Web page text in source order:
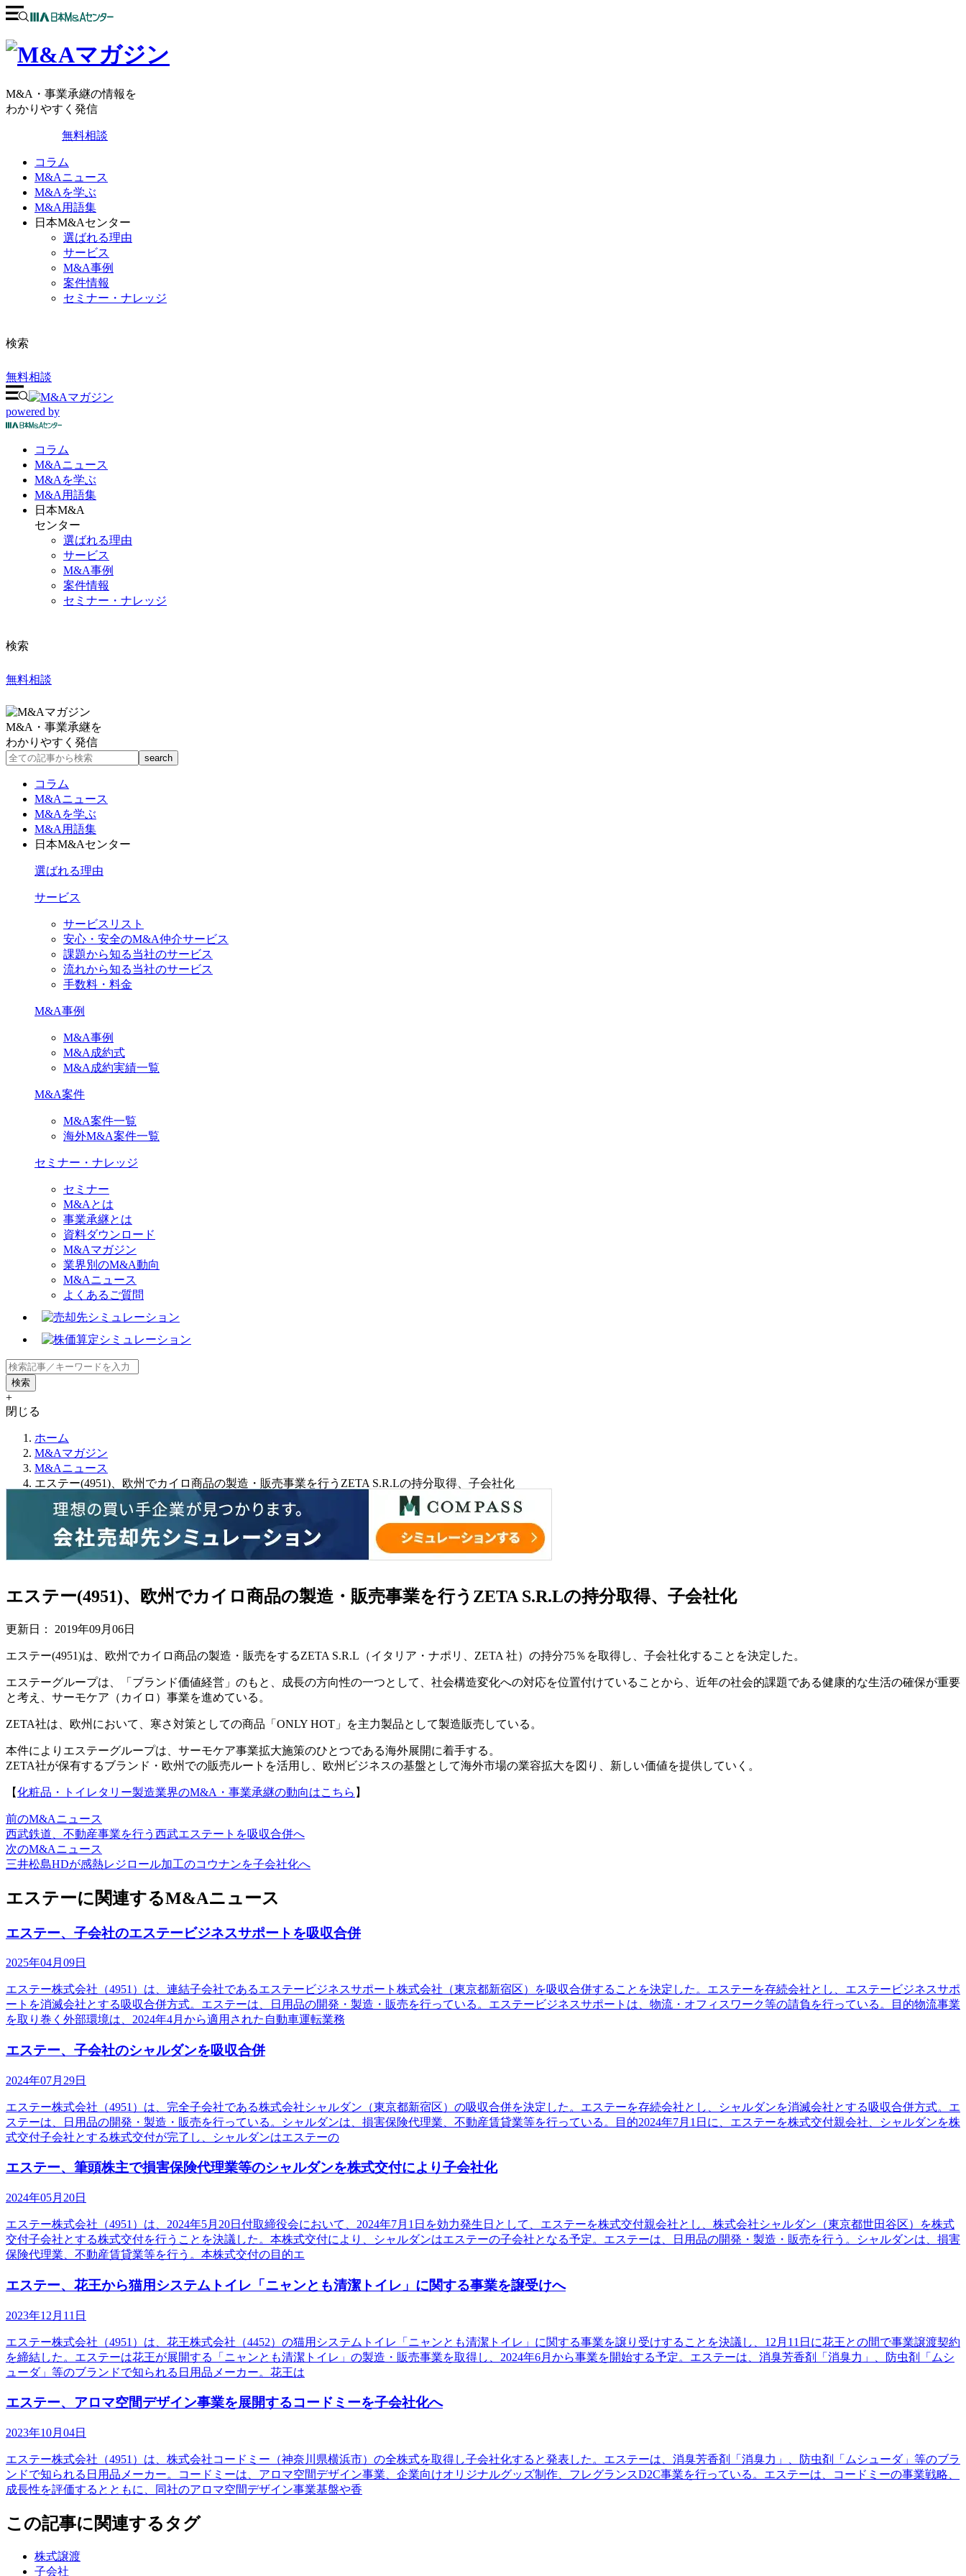
M&A・事業承継の情報を
わかりやすく発信
無料相談
コラム
M&Aニュース
M&Aを学ぶ
M&A用語集
日本M&Aセンター
選ばれる理由
サービス
M&A事例
案件情報
セミナー・ナレッジ
検索
無料相談
powered by
コラム
M&Aニュース
M&Aを学ぶ
M&A 用語集
日本M&A
センター
選ばれる理由
サービス
M&A事例
案件情報
セミナー・ナレッジ
検索
無料相談
M&A・事業承継を
わかりやすく発信
コラム
M&Aニュース
M&Aを学ぶ
M&A用語集
日本M&Aセンター
選ばれる理由
サービス
サービスリスト
安心・安全のM&A仲介サービス
課題から知る当社のサービス
流れから知る当社のサービス
手数料・料金
M&A事例
M&A事例
M&A成約式
M&A成約実績一覧
M&A案件
M&A案件一覧
海外M&A案件一覧
セミナー・ナレッジ
セミナー
M&Aとは
事業承継とは
資料ダウンロード
M&Aマガジン
業界別のM&A動向
M&Aニュース
よくあるご質問
+
閉じる
ホーム
M&Aマガジン
M&Aニュース
エステー(4951)、欧州でカイロ商品の製造・販売事業を行うZETA S.R.Lの持分取得、子会社化
エステー(4951)、欧州でカイロ商品の製造・販売事業を行うZETA S.R.Lの持分取得、子会社化
更新日： 2019年09月06日
エステー(4951)は、欧州でカイロ商品の製造・販売をするZETA S.R.L（イタリア・ナポリ、ZETA 社）の持分75％を取得し、子会社化することを決定した。
エステーグループは、「ブランド価値経営」のもと、成長の方向性の一つとして、社会構造変化への対応を位置付けていることから、近年の社会的課題である健康的な生活の確保が重要
と考え、サーモケア（カイロ）事業を進めている。
ZETA社は、欧州において、寒さ対策としての商品「ONLY HOT」を主力製品として製造販売している。
本件によりエステーグループは、サーモケア事業拡大施策のひとつである海外展開に着手する。
ZETA社が保有するブランド・欧州での販売ルートを活用し、欧州ビジネスの基盤として海外市場の業容拡大を図り、新しい価値を提供していく。
【化粧品・トイレタリー製造業界のM&A・事業承継の動向はこちら 】
前のM&Aニュース
西武鉄道、不動産事業を行う西武エステートを吸収合併へ
次のM&Aニュース
三井松島HDが感熱レジロール加工のコウナンを子会社化へ
エステーに関連するM&Aニュース
エステー、子会社のエステービジネスサポートを吸収合併
2025年04月09日
エステー株式会社（4951）は、連結子会社であるエステービジネスサポート株式会社（東京都新宿区）を吸収合併することを決定した。エステーを存続会社とし、エステービジネスサポ
ートを消滅会社とする吸収合併方式。エステーは、日用品の開発・製造・販売を行っている。エステービジネスサポートは、物流・オフィスワーク等の請負を行っている。目的物流事業
を取り巻く外部環境は、2024年4月から適用された自動車運転業務
エステー、子会社のシャルダンを吸収合併
2024年07月29日
エステー株式会社（4951）は、完全子会社である株式会社シャルダン（東京都新宿区）の吸収合併を決定した。エステーを存続会社とし、シャルダンを消滅会社とする吸収合併方式。エ
ステーは、日用品の開発・製造・販売を行っている。シャルダンは、損害保険代理業、不動産賃貸業等を行っている。目的2024年7月1日に、エステーを株式交付親会社、シャルダンを株
式交付子会社とする株式交付が完了し、シャルダンはエステーの
エステー、筆頭株主で損害保険代理業等のシャルダンを株式交付により子会社化
2024年05月20日
エステー株式会社（4951）は、2024年5月20日付取締役会において、2024年7月1日を効力発生日として、エステーを株式交付親会社とし、株式会社シャルダン（東京都世田谷区）を株式
交付子会社とする株式交付を行うことを決議した。本株式交付により、シャルダンはエステーの子会社となる予定。エステーは、日用品の開発・製造・販売を行う。シャルダンは、損害
保険代理業、不動産賃貸業等を行う。本株式交付の目的エ
エステー、花王から猫用システムトイレ「ニャンとも清潔トイレ」に関する事業を譲受けへ
2023年12月11日
エステー株式会社（4951）は、花王株式会社（4452）の猫用システムトイレ「ニャンとも清潔トイレ」に関する事業を譲り受けすることを決議し、12月11日に花王との間で事業譲渡契約
を締結した。エステーは花王が展開する「ニャンとも清潔トイレ」の製造・販売事業を取得し、2024年6月から事業を開始する予定。エステーは、消臭芳香剤「消臭力」、防虫剤「ムシ
ューダ」等のブランドで知られる日用品メーカー。花王は
エステー、アロマ空間デザイン事業を展開するコードミーを子会社化へ
2023年10月04日
エステー株式会社（4951）は、株式会社コードミー（神奈川県横浜市）の全株式を取得し子会社化すると発表した。エステーは、消臭芳香剤「消臭力」、防虫剤「ムシューダ」等のブラ
ンドで知られる日用品メーカー。コードミーは、アロマ空間デザイン事業、企業向けオリジナルグッズ制作、フレグランスD2C事業を行っている。エステーは、コードミーの事業戦略、
成長性を評価するとともに、同社のアロマ空間デザイン事業基盤や香
この記事に関連するタグ
株式譲渡
子会社